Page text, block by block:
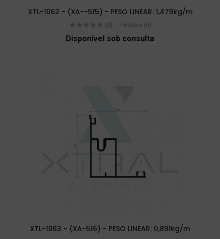
XTL-1062 - (XA--515) - PESO LINEAR: 1,479kg/m
(0) Pedidos (0)
Disponível sob consulta
XTL-1063 - (XA-516) - PESO LINEAR: 0,891kg/m